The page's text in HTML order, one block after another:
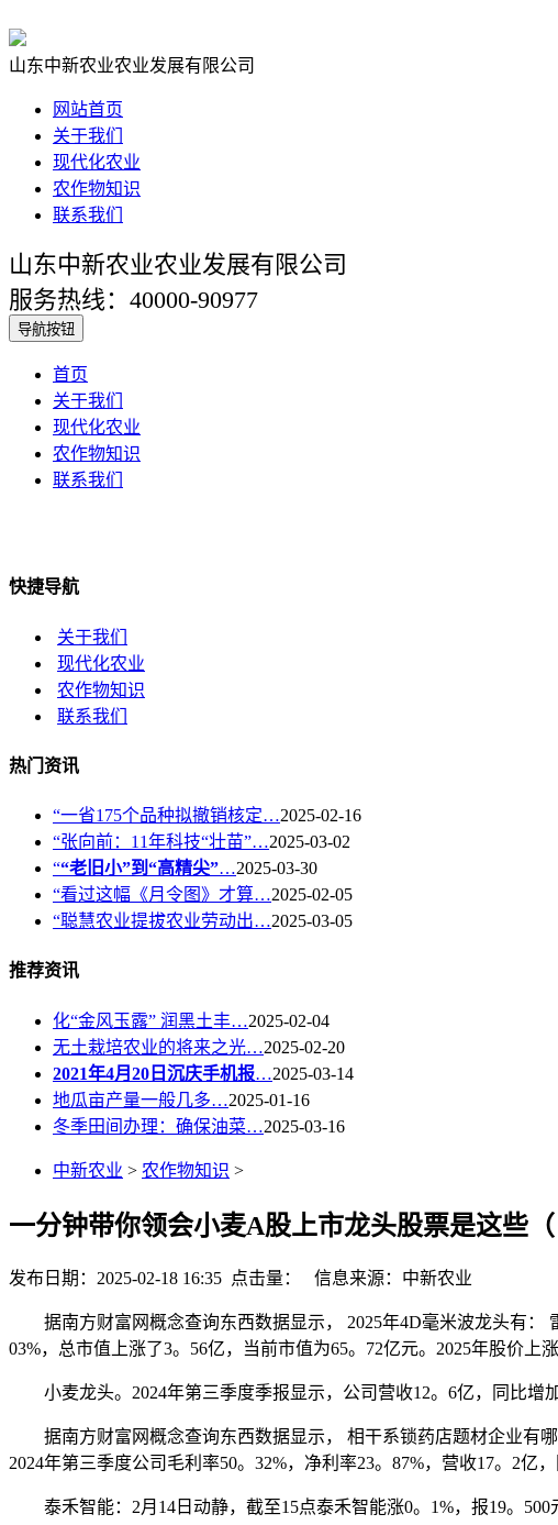
山东中新农业农业发展有限公司
网站首页
关于我们
现代化农业
农作物知识
联系我们
山东中新农业农业发展有限公司
服务热线：40000-90977
导航按钮
首页
关于我们
现代化农业
农作物知识
联系我们
快捷导航
关于我们
现代化农业
农作物知识
联系我们
热门资讯
“一省175个品种拟撤销核定…2025-02-16
“张向前：11年科技“壮苗”…2025-03-02
““老旧小”到“高精尖”…2025-03-30
“看过这幅《月令图》才算…2025-02-05
“聪慧农业提拔农业劳动出…2025-03-05
推荐资讯
化“金风玉露” 润黑土丰…2025-02-04
无土栽培农业的将来之光…2025-02-20
2021年4月20日沉庆手机报…2025-03-14
地瓜亩产量一般几多…2025-01-16
冬季田间办理：确保油菜…2025-03-16
中新农业 > 农作物知识 >
一分钟带你领会小麦A股上市龙头股票是这些（
发布日期：2025-02-18 16:35 点击量： 信息来源：中新农业
据南方财富网概念查询东西数据显示， 2025年4D毫米波龙头有：
03%，总市值上涨了3。56亿，当前市值为65。72亿元。2025年股价上
小麦龙头。2024年第三季度季报显示，公司营收12。6亿，同比增加
据南方财富网概念查询东西数据显示， 相干系锁药店题材企业有哪
2024年第三季度公司毛利率50。32%，净利率23。87%，营收17。2亿
泰禾智能：2月14日动静，截至15点泰禾智能涨0。1%，报19。500